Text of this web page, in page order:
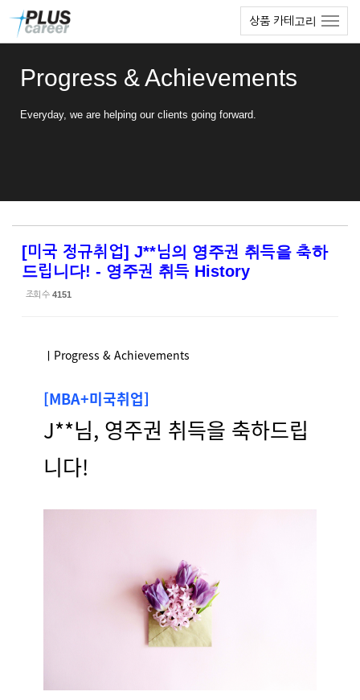
상품 카테고리
Progress & Achievements
Everyday, we are helping our clients going forward.
[미국 정규취업] J**님의 영주권 취득을 축하
드립니다! - 영주권 취득 History
조회 수 4151
ㅣProgress & Achievements
[MBA+미국취업]
J**님, 영주권 취득을 축하드립
니다!